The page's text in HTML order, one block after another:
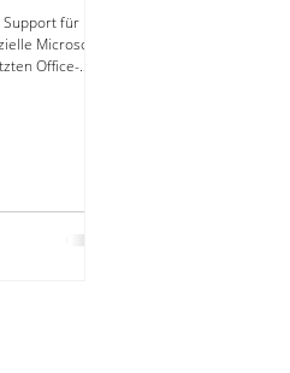
Support für
Microsoft-
Office-